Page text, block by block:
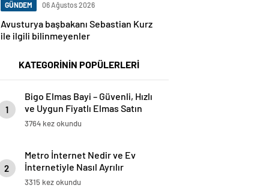
GÜNDEM 06 Ağustos 2026
Avusturya başbakanı Sebastian Kurz
ile ilgili bilinmeyenler
KATEGORİNİN POPÜLERLERİ
1
Bigo Elmas Bayi – Güvenli, Hızlı
ve Uygun Fiyatlı Elmas Satın
Almanın Yeni Adresi
3764 kez okundu
2
Metro İnternet Nedir ve Ev
İnternetiyle Nasıl Ayrılır
3315 kez okundu